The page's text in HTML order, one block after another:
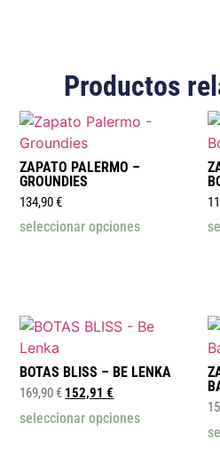
Productos
ZAPATO PALERMO –
GROUNDIES
134,90€
seleccionar opciones
BOTAS BLISS – BE LENKA
169,90€ 152,91€
seleccionar opciones